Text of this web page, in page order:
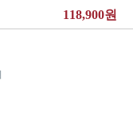
118,900원